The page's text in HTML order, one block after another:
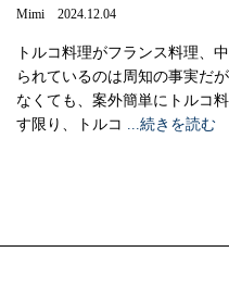
Mimi 2024.12.04
トルコ料理がフランス料理、
られているのは周知の事実だ
なくても、案外簡単にトルコ
す限り、トルコ
...続きを読む